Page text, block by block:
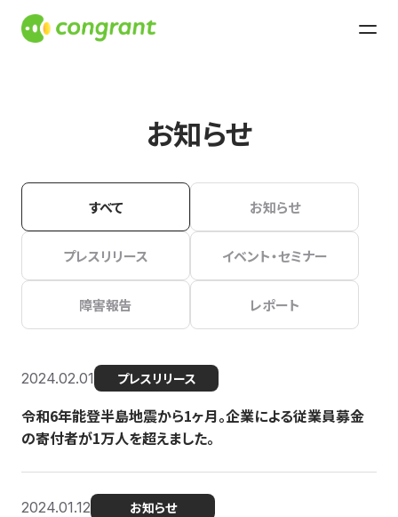
お知らせ
すべて お知らせ
プレスリリース イベント・セミナー
障害報告 レポート
2024.02.01 プレスリリース
令和6年能登半島地震から1ヶ月。企業による従業員募金
の寄付者が1万人を超えました。
2024.01.12 お知らせ